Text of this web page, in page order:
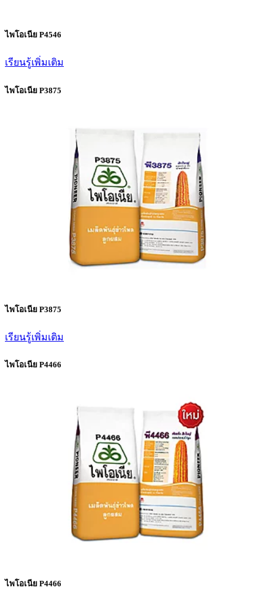
ไพโอเนีย P4546
เรียนรู้เพิ่มเติม
ไพโอเนีย P3875
ไพโอเนีย P3875
เรียนรู้เพิ่มเติม
ไพโอเนีย P4466
ไพโอเนีย P4466